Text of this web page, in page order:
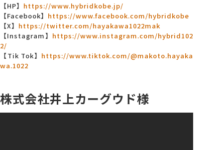
【HP】 https://www.hybridkobe.jp/
【Facebook】 https://www.facebook.com/hybridkobe
【X】 https://twitter.com/hayakawa1022mak
【Instagram】 https://www.instagram.com/hybrid102
2/
【Tik Tok】 https://www.tiktok.com/@makoto.hayaka
wa.1022
株式会社井上カーグウド様